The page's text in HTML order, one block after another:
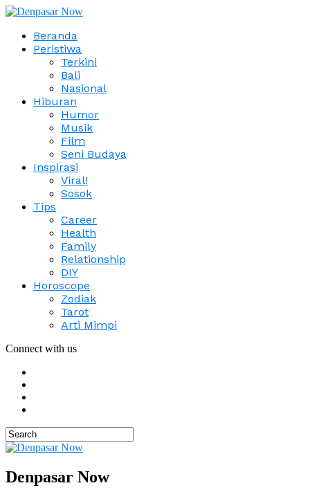
Beranda
Peristiwa
Terkini
Bali
Nasional
Hiburan
Humor
Musik
Film
Seni Budaya
Inspirasi
Viral!
Sosok
Tips
Career
Health
Family
Relationship
DIY
Horoscope
Zodiak
Tarot
Arti Mimpi
Connect with us
Denpasar Now